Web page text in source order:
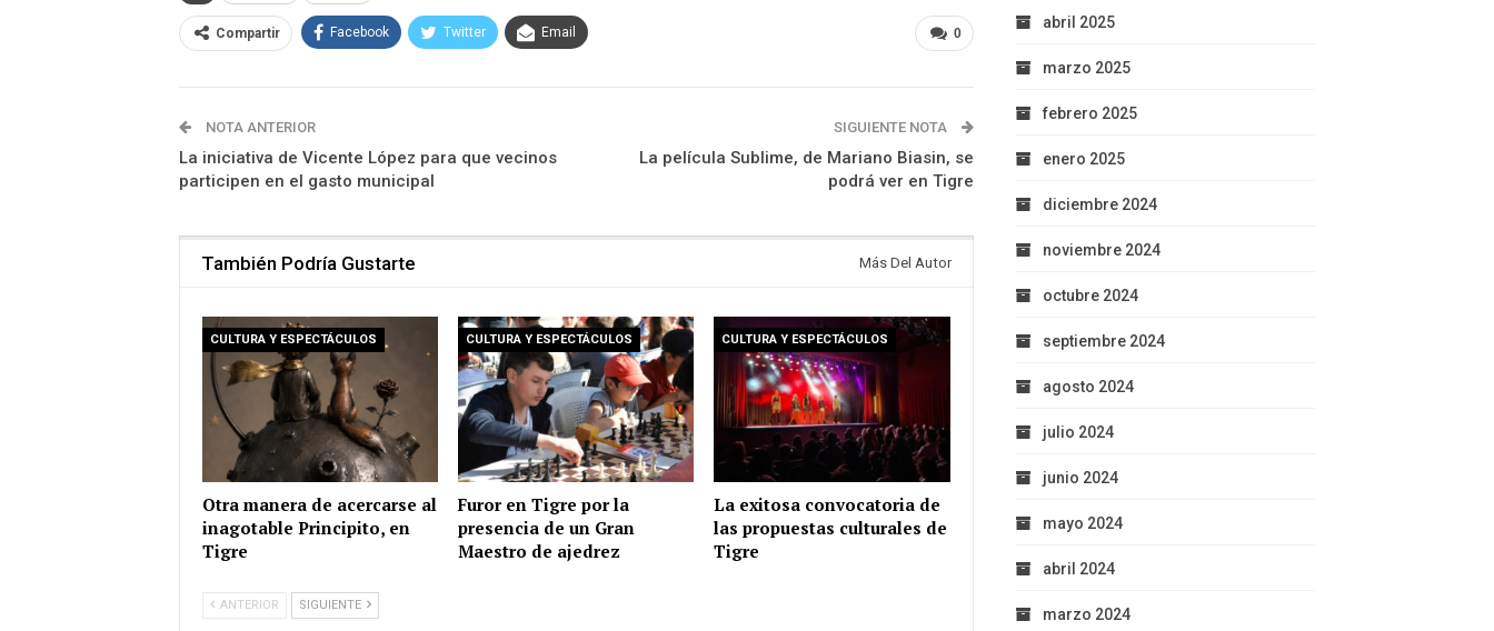
0
Compartir Facebook Twitter Email
NOTA ANTERIOR
La iniciativa de Vicente López para que vecinos
participen en el gasto municipal
SIGUIENTE NOTA
La película Sublime, de Mariano Biasin, se
podrá ver en Tigre
También Podría Gustarte Más Del Autor
CULTURA Y ESPECTÁCULOS
Otra manera de acercarse al
inagotable Principito, en
Tigre
CULTURA Y ESPECTÁCULOS
Furor en Tigre por la
presencia de un Gran
Maestro de ajedrez
CULTURA Y ESPECTÁCULOS
La exitosa convocatoria de
las propuestas culturales de
Tigre
ANTERIOR SIGUIENTE
abril 2025
marzo 2025
febrero 2025
enero 2025
diciembre 2024
noviembre 2024
octubre 2024
septiembre 2024
agosto 2024
julio 2024
junio 2024
mayo 2024
abril 2024
marzo 2024